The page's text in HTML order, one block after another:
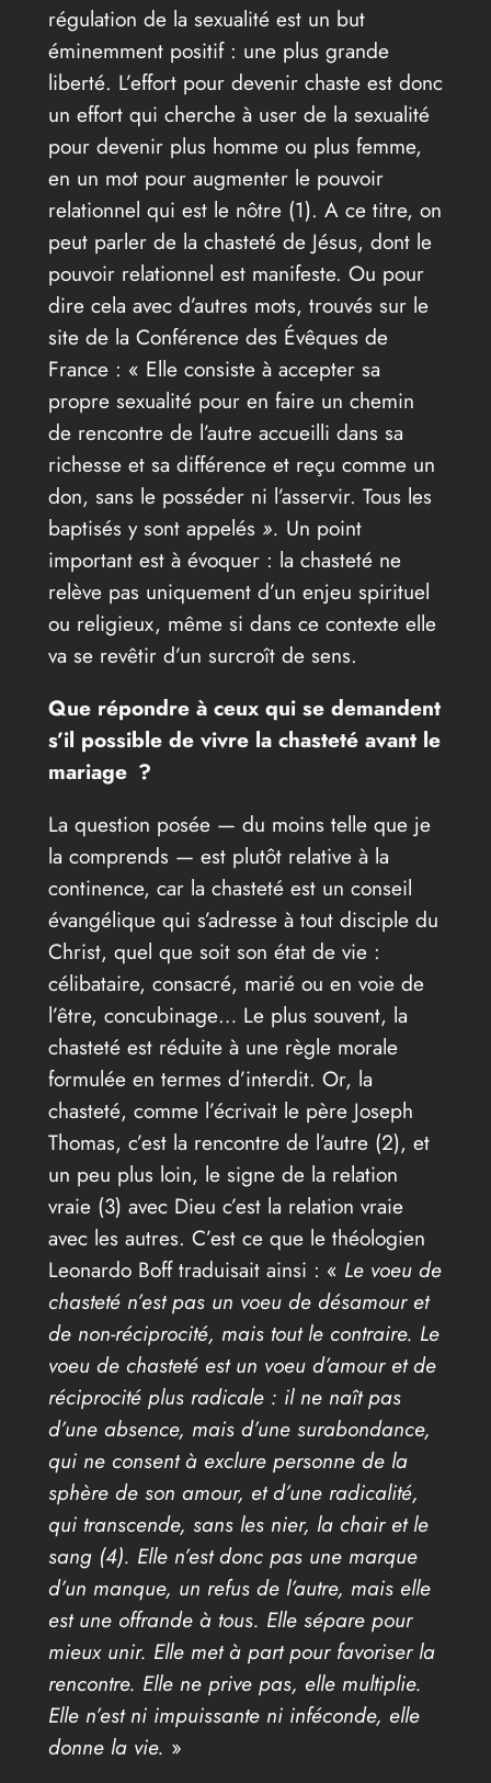
régulation de la sexualité est un but
éminemment positif : une plus grande
liberté. L’effort pour devenir chaste est donc
un effort qui cherche à user de la sexualité
pour devenir plus homme ou plus femme,
en un mot pour augmenter le pouvoir
relationnel qui est le nôtre (1). A ce titre, on
peut parler de la chasteté de Jésus, dont le
pouvoir relationnel est manifeste. Ou pour
dire cela avec d’autres mots, trouvés sur le
site de la Conférence des Évêques de
France : « Elle consiste à accepter sa
propre sexualité pour en faire un chemin
de rencontre de l’autre accueilli dans sa
richesse et sa différence et reçu comme un
don, sans le posséder ni l’asservir. Tous les
baptisés y sont appelés». Un point
important est à évoquer : la chasteté ne
relève pas uniquement d’un enjeu spirituel
ou religieux, même si dans ce contexte elle
va se revêtir d’un surcroît de sens.
Que répondre à ceux qui se demandent
s’il possible de vivre la chasteté avant le
mariage ?
La question posée — du moins telle que je
la comprends — est plutôt relative à la
continence, car la chasteté est un conseil
évangélique qui s’adresse à tout disciple du
Christ, quel que soit son état de vie :
célibataire, consacré, marié ou en voie de
l’être, concubinage… Le plus souvent, la
chasteté est réduite à une règle morale
formulée en termes d’interdit. Or, la
chasteté, comme l’écrivait le père Joseph
Thomas, c’est la rencontre de l’autre (2), et
un peu plus loin, le signe de la relation
vraie (3) avec Dieu c’est la relation vraie
avec les autres. C’est ce que le théologien
Leonardo Boff traduisait ainsi : « Le voeu de
chasteté n’est pas un voeu de désamour et
de non-réciprocité, mais tout le contraire. Le
voeu de chasteté est un voeu d’amour et de
réciprocité plus radicale : il ne naît pas
d’une absence, mais d’une surabondance,
qui ne consent à exclure personne de la
sphère de son amour, et d’une radicalité,
qui transcende, sans les nier, la chair et le
sang (4). Elle n’est donc pas une marque
d’un manque, un refus de l’autre, mais elle
est une offrande à tous. Elle sépare pour
mieux unir. Elle met à part pour favoriser la
rencontre. Elle ne prive pas, elle multiplie.
Elle n’est ni impuissante ni inféconde, elle
donne la vie. »